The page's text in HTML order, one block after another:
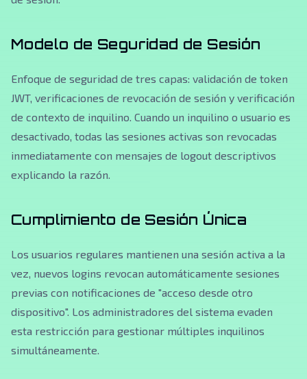
Modelo de Seguridad de Sesión
Enfoque de seguridad de tres capas: validación de token
JWT, verificaciones de revocación de sesión y verificación
de contexto de inquilino. Cuando un inquilino o usuario es
desactivado, todas las sesiones activas son revocadas
inmediatamente con mensajes de logout descriptivos
explicando la razón.
Cumplimiento de Sesión Única
Los usuarios regulares mantienen una sesión activa a la
vez, nuevos logins revocan automáticamente sesiones
previas con notificaciones de "acceso desde otro
dispositivo". Los administradores del sistema evaden
esta restricción para gestionar múltiples inquilinos
simultáneamente.